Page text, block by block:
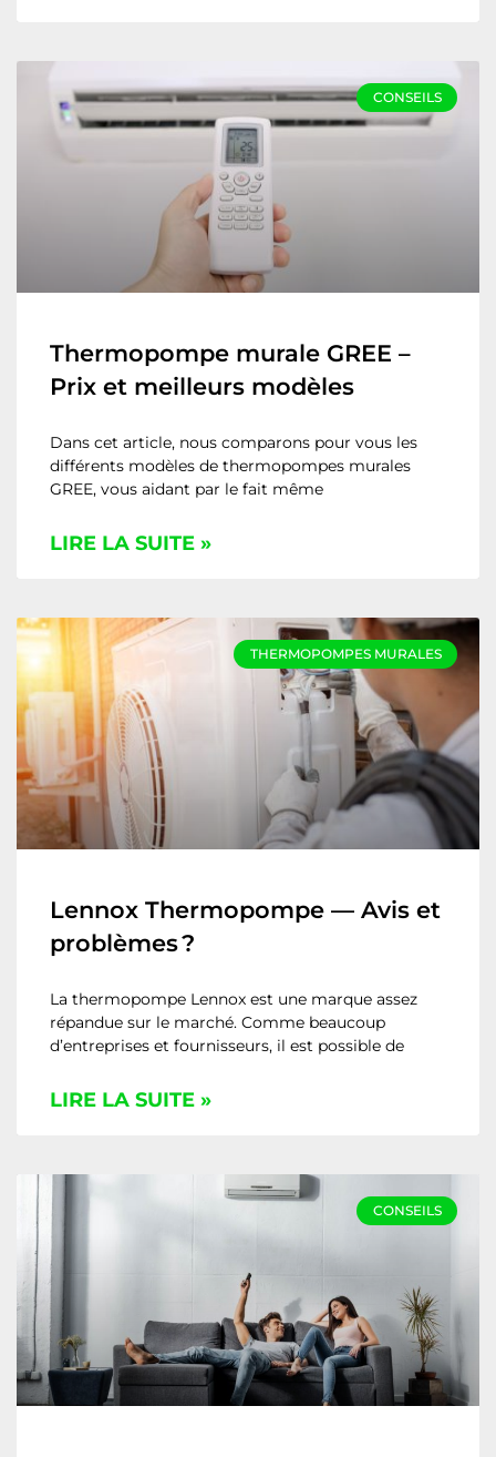
CONSEILS
Thermopompe murale GREE –
Prix et meilleurs modèles
Dans cet article, nous comparons pour vous les
différents modèles de thermopompes murales
GREE, vous aidant par le fait même
LIRE LA SUITE »
THERMOPOMPES MURALES
Lennox Thermopompe — Avis et
problèmes ?
La thermopompe Lennox est une marque assez
répandue sur le marché. Comme beaucoup
d’entreprises et fournisseurs, il est possible de
LIRE LA SUITE »
CONSEILS